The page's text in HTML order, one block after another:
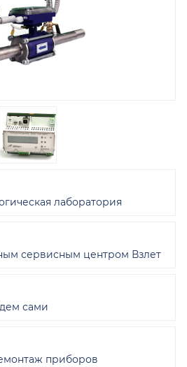
лаборатория
сервисным центром Взлет
сами
приборов